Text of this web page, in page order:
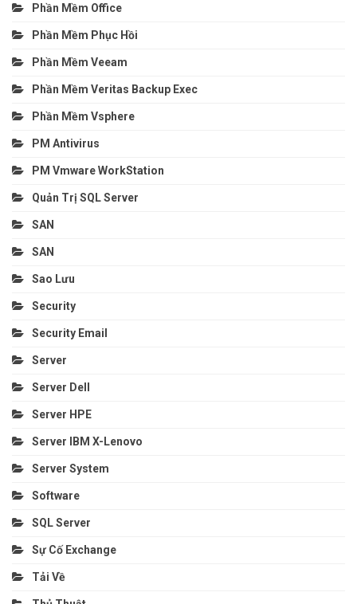
Phần Mềm Office
Phần Mềm Phục Hồi
Phần Mềm Veeam
Phần Mềm Veritas Backup Exec
Phần Mềm Vsphere
PM Antivirus
PM Vmware WorkStation
Quản Trị SQL Server
SAN
SAN
Sao Lưu
Security
Security Email
Server
Server Dell
Server HPE
Server IBM X-Lenovo
Server System
Software
SQL Server
Sự Cố Exchange
Tải Về